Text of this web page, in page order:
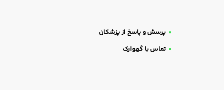
پرسش و پاسخ از پزشکان
تماس با گهوارک